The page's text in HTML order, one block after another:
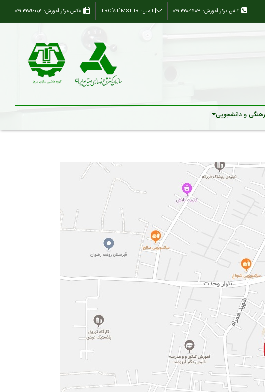
فکس مرکز آموزش: ۰۴۱-۳۲۸۹۶۰۸۲ ایمیل: TRC[AT]MST.IR تلفن مرکز آموزش: ۰۴۱-۳۲۸۶۱۵۸۳
و دانشجویی